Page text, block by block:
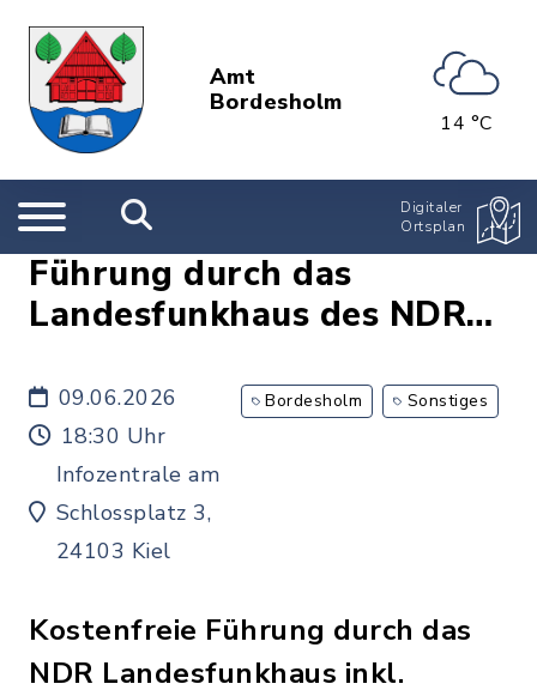
Amt
Bordesholm
14 °C
Digitaler
Ortsplan
Führung durch das
Landesfunkhaus des NDR
09.06.2026
18:30 Uhr
Infozentrale am
Schlossplatz 3,
24103 Kiel
Bordesholm Sonstiges
Kostenfreie Führung durch das
NDR Landesfunkhaus inkl.